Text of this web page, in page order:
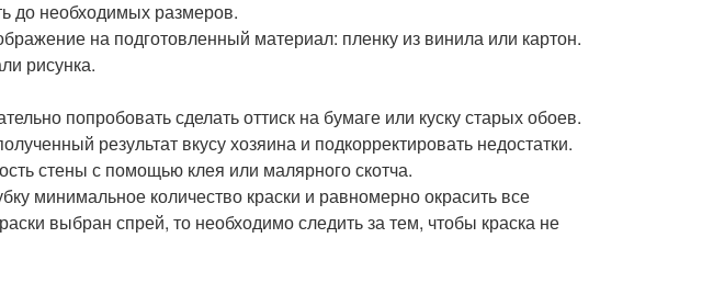
до необходимых размеров.
на подготовленный материал: пленку из винила или картон.
рисунка.
попробовать сделать оттиск на бумаге или куску старых обоев.
результат вкусу хозяина и подкорректировать недостатки.
стены с помощью клея или малярного скотча.
минимальное количество краски и равномерно окрасить все
выбран спрей, то необходимо следить за тем, чтобы краска не